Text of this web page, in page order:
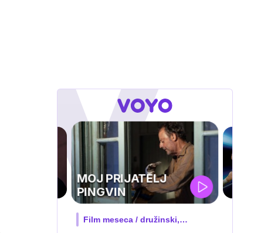
UEFA
SUPERPOKAL
V živo na VOYO: sreda ob 20.30